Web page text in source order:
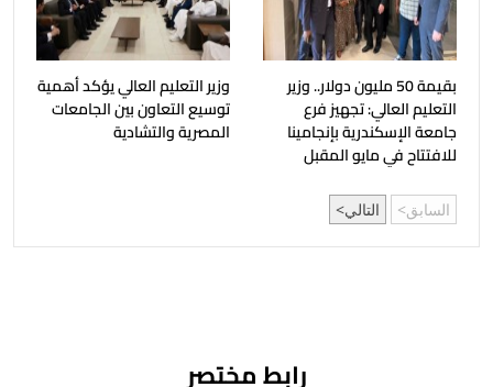
بقيمة 50 مليون دولار.. وزير
التعليم العالي: تجهيز فرع
جامعة الإسكندرية بإنجامينا
للافتتاح في مايو المقبل
وزير التعليم العالي يؤكد أهمية
توسيع التعاون بين الجامعات
المصرية والتشادية
السابق التالي
رابط مختصر